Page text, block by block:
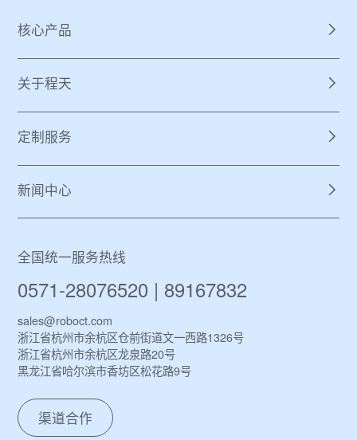
核心产品
关于程天
定制服务
新闻中心
全国统一服务热线
0571-28076520 | 89167832
sales@roboct.com
浙江省杭州市余杭区仓前街道文一西路1326号
浙江省杭州市余杭区龙泉路20号
黑龙江省哈尔滨市香坊区松花路9号
渠道合作